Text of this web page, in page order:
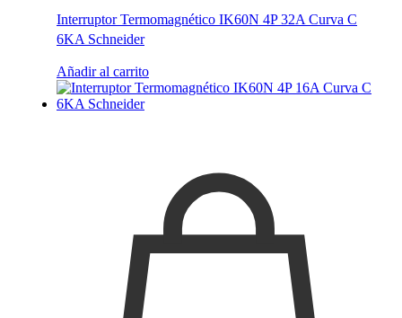
Interruptor Termomagnético IK60N 4P 32A Curva C
6KA Schneider
Añadir al carrito